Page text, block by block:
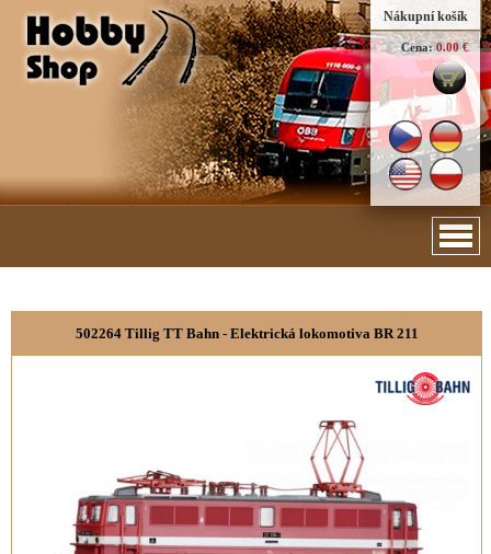
Nákupní košík
Cena: 0.00 €
502264 Tillig TT Bahn - Elektrická lokomotiva BR 211